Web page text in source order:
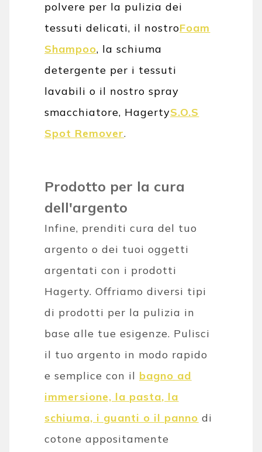
polvere per la pulizia dei
tessuti delicati, il nostroFoam
Shampoo, la schiuma
detergente per i tessuti
lavabili o il nostro spray
smacchiatore, HagertyS.O.S
Spot Remover.
Prodotto per la cura
dell'argento
Infine, prenditi cura del tuo
argento o dei tuoi oggetti
argentati con i prodotti
Hagerty. Offriamo diversi tipi
di prodotti per la pulizia in
base alle tue esigenze. Pulisci
il tuo argento in modo rapido
e semplice con il bagno ad
immersione, la pasta, la
schiuma, i guanti o il panno di
cotone appositamente